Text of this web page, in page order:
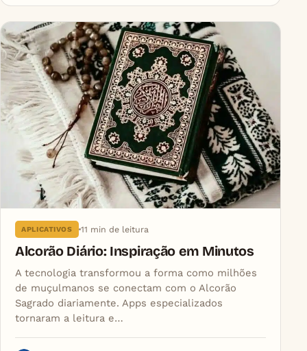
APLICATIVOS 11 min de leitura
Alcorão Diário: Inspiração em Minutos
A tecnologia transformou a forma como milhões
de muçulmanos se conectam com o Alcorão
Sagrado diariamente. Apps especializados
tornaram a leitura e…